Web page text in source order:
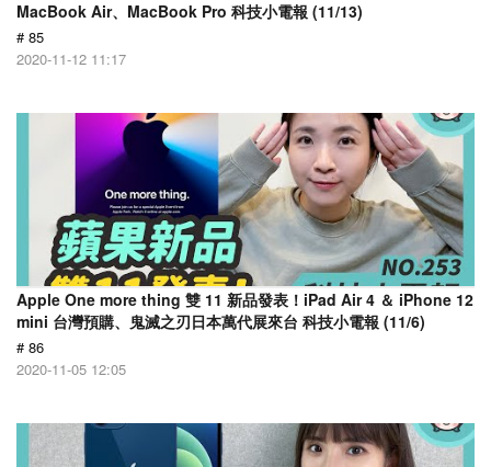
MacBook Air、MacBook Pro 科技小電報 (11/13)
# 85
2020-11-12 11:17
Apple One more thing 雙 11 新品發表！iPad Air 4 ＆ iPhone 12
mini 台灣預購、鬼滅之刃日本萬代展來台 科技小電報 (11/6)
# 86
2020-11-05 12:05